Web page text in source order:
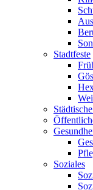
Stadtfeste
Soziales